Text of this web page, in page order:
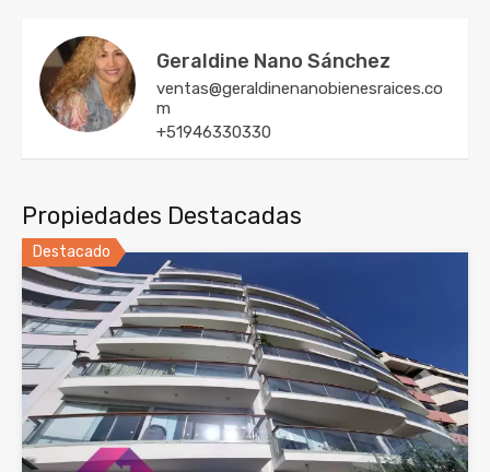
Geraldine Nano Sánchez
ventas@geraldinenanobienesraices.co
m
+51946330330
Propiedades Destacadas
Destacado